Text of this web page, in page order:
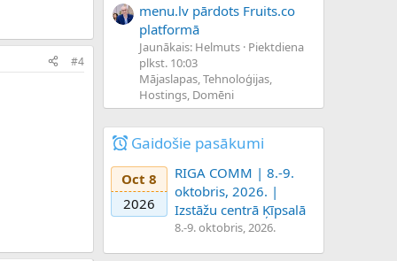
#4
menu.lv pārdots Fruits.co
platformā
Jaunākais: Helmuts Piektdiena
plkst. 10:03
Mājaslapas, Tehnoloģijas,
Hostings, Domēni
Gaidošie pasākumi
Oct 8
2026
RIGA COMM | 8.-9.
oktobris, 2026. |
Izstāžu centrā Ķīpsalā
8.-9. oktobris, 2026.